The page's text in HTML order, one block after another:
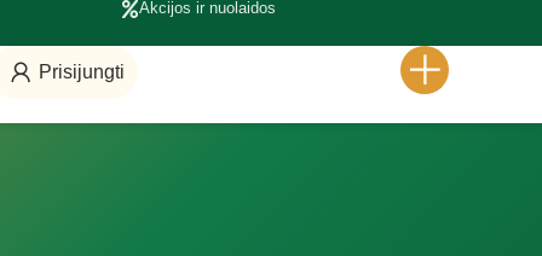
Akcijos ir nuolaidos
Prisijungti